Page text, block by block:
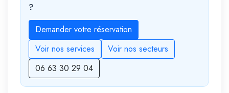
?
Demander votre réservation
Voir nos services
Voir nos secteurs
06 63 30 29 04